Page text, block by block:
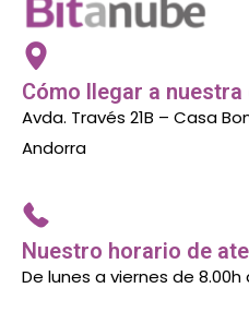
Cómo llegar a
Avda. Través 21B – Casa
Andorra
Nuestro horario de
De lunes a viernes de 8.00h